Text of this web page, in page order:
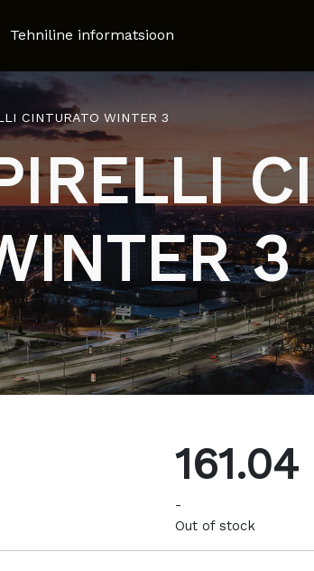
Tehniline informatsioon
CINTURATO WINTER 3
3
-
Out of stock